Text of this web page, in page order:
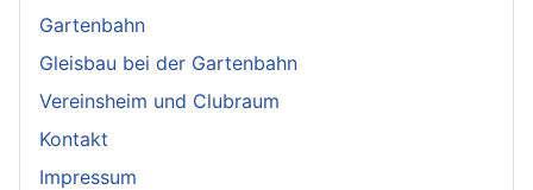
Gartenbahn
Gleisbau bei der Gartenbahn
Vereinsheim und Clubraum
Kontakt
Impressum